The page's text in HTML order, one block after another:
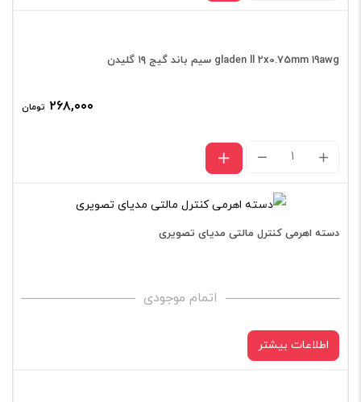
PL10
برق
متری
gladen ll 2x0.75mm 19awg سیم باند گیج ۱۹ گلیدن
۲۶۸,۰۰۰ تومان
gladen
2x0.75mm
19awg
۱۹
گلیدن
دسته اهرمی کنترل مالتی مدیای تصویری
اتمام موجودی
اطلاعات بیشتر